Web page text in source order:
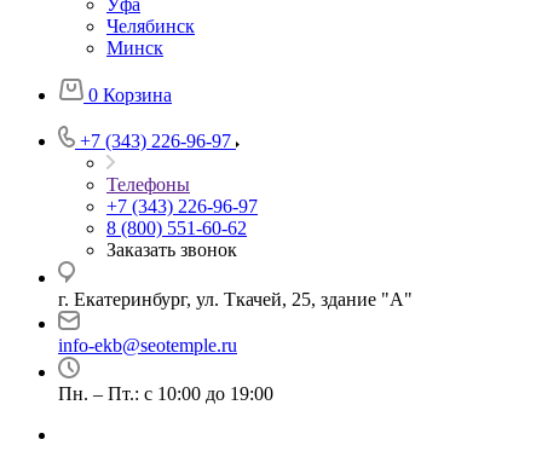
Уфа
Челябинск
Минск
0 Корзина
+7 (343) 226-96-97
Телефоны
+7 (343) 226-96-97
8 (800) 551-60-62
Заказать звонок
г. Екатеринбург, ул. Ткачей, 25, здание "А"
info-ekb@seotemple.ru
Пн. – Пт.: с 10:00 до 19:00